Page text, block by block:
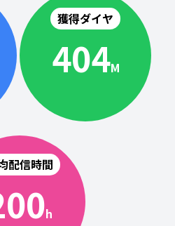
獲得ダイヤ
404M
配信時間
h